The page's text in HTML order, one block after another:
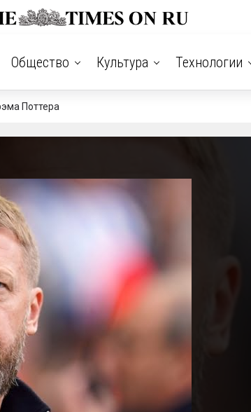
Общество Культура Технологии
Поттера